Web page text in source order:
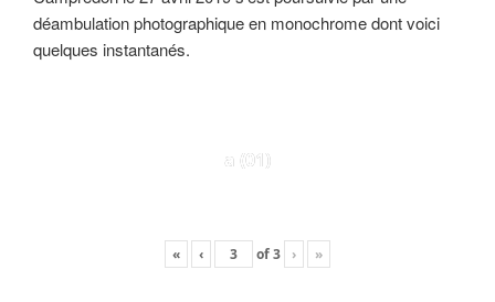
déambulation photographique en monochrome dont voici
quelques instantanés.
a (01)
« ‹ of3 › »